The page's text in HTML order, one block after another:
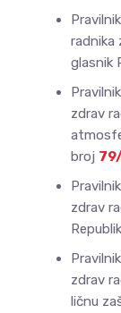
radnika
glasnik
zdrav
broj
zdrav
zdrav
ličnu